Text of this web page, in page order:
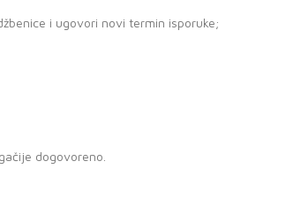
i ugovori novi termin isporuke;
dogovoreno.